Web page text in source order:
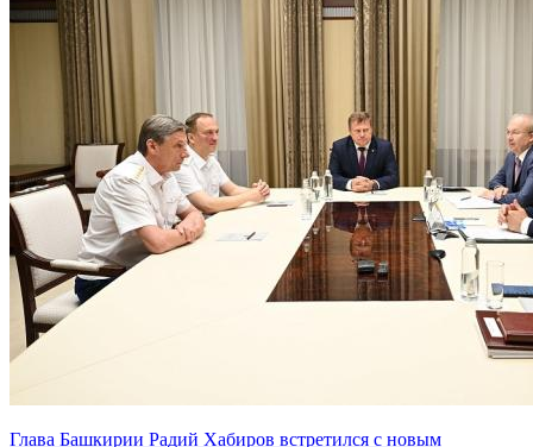
Глава Башкирии Радий Хабиров встретился с новым